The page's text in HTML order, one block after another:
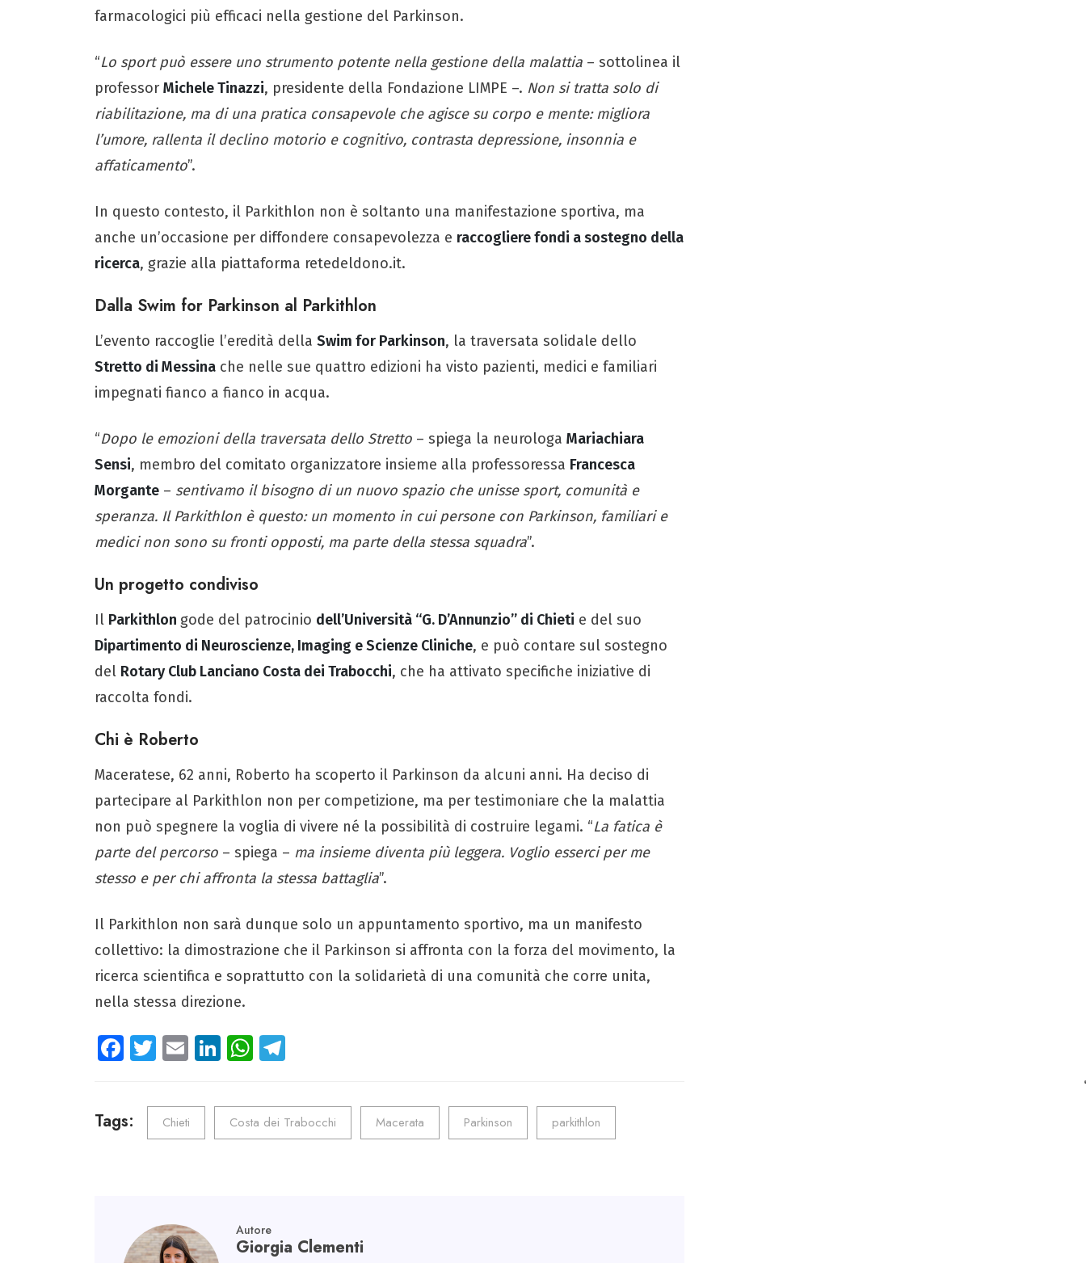
farmacologici più efficaci nella gestione del Parkinson.
“Lo sport può essere uno strumento potente nella gestione della malattia – sottolinea il
professor Michele Tinazzi, presidente della Fondazione LIMPE –. Non si tratta solo di
riabilitazione, ma di una pratica consapevole che agisce su corpo e mente: migliora
l’umore, rallenta il declino motorio e cognitivo, contrasta depressione, insonnia e
affaticamento”.
In questo contesto, il Parkithlon non è soltanto una manifestazione sportiva, ma
anche un’occasione per diffondere consapevolezza e raccogliere fondi a sostegno della
ricerca, grazie alla piattaforma retedeldono.it.
Dalla Swim for Parkinson al Parkithlon
L’evento raccoglie l’eredità della Swim for Parkinson, la traversata solidale dello
Stretto di Messina che nelle sue quattro edizioni ha visto pazienti, medici e familiari
impegnati fianco a fianco in acqua.
“Dopo le emozioni della traversata dello Stretto – spiega la neurologa Mariachiara
Sensi, membro del comitato organizzatore insieme alla professoressa Francesca
Morgante – sentivamo il bisogno di un nuovo spazio che unisse sport, comunità e
speranza. Il Parkithlon è questo: un momento in cui persone con Parkinson, familiari e
medici non sono su fronti opposti, ma parte della stessa squadra”.
Un progetto condiviso
Il Parkithlon gode del patrocinio dell’Università “G. D’Annunzio” di Chieti e del suo
Dipartimento di Neuroscienze, Imaging e Scienze Cliniche, e può contare sul sostegno
del Rotary Club Lanciano Costa dei Trabocchi, che ha attivato specifiche iniziative di
raccolta fondi.
Chi è Roberto
Maceratese, 62 anni, Roberto ha scoperto il Parkinson da alcuni anni. Ha deciso di
partecipare al Parkithlon non per competizione, ma per testimoniare che la malattia
non può spegnere la voglia di vivere né la possibilità di costruire legami. “La fatica è
parte del percorso – spiega – ma insieme diventa più leggera. Voglio esserci per me
stesso e per chi affronta la stessa battaglia”.
Il Parkithlon non sarà dunque solo un appuntamento sportivo, ma un manifesto
collettivo: la dimostrazione che il Parkinson si affronta con la forza del movimento, la
ricerca scientifica e soprattutto con la solidarietà di una comunità che corre unita,
nella stessa direzione.
Fa
ce
o
ok
T
wi
tt
er
E
m
ail
Li
nk
e
dI
n
W
ha
ts
A
p
gr
a
m
Tags: Chieti Costa dei Trabocchi Macerata Parkinson parkithlon
Autore
Giorgia Clementi